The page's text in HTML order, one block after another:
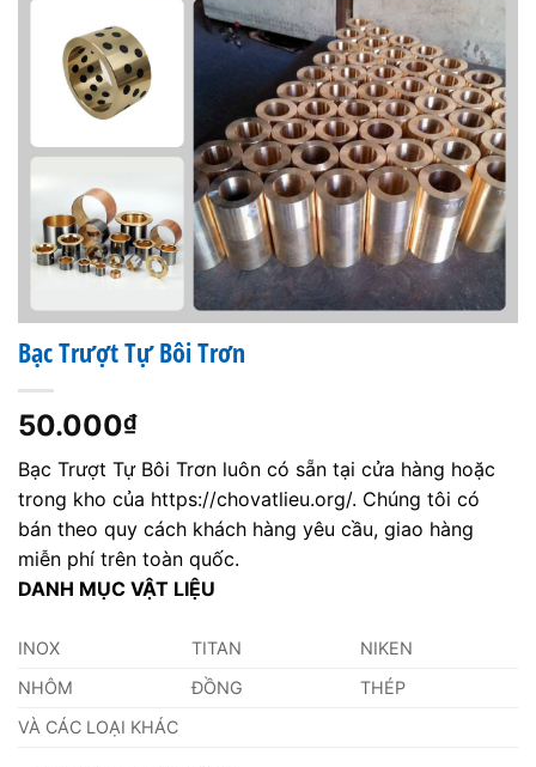
Bạc Trượt Tự Bôi Trơn
50.000₫
Bạc Trượt Tự Bôi Trơn luôn có sẵn tại cửa hàng hoặc
trong kho của https://chovatlieu.org/. Chúng tôi có
bán theo quy cách khách hàng yêu cầu, giao hàng
miễn phí trên toàn quốc.
DANH MỤC VẬT LIỆU
INOX TITAN
NIKEN
NHÔM
ĐỒNG
THÉP
VÀ CÁC LOẠI KHÁC